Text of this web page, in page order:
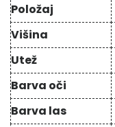
Položaj
Višina
Utež
Barva oči
Barva las